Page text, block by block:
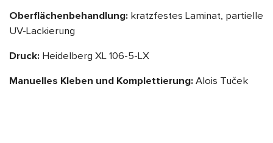
Oberflächenbehandlung: kratzfestes Laminat, partielle
UV-Lackierung
Druck: Heidelberg XL 106-5-LX
Manuelles Kleben und Komplettierung: Alois Tuček